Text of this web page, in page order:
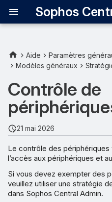
Configurer le contrôle de
Gestion des périphériques
Définir les stratégies d’accès
Messagerie de bureau
Aide Paramètres
Modèles généraux
Contrôle de
21 mai 2026
Le contrôle des
l’accès aux périphériques et
Si vous devez exempter des
veuillez utiliser une stratégie
dans Sophos Central Admin.